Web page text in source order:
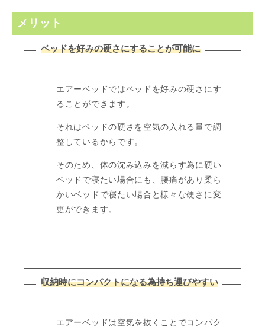
メリット
ベッドを好みの硬さにすることが可能に
エアーベッドではベッドを好みの硬さにす
ることができます。
それはベッドの硬さを空気の入れる量で調
整しているからです。
そのため、体の沈み込みを減らす為に硬い
ベッドで寝たい場合にも、腰痛があり柔ら
かいベッドで寝たい場合と様々な硬さに変
更ができます。
収納時にコンパクトになる為持ち運びやすい
エアーベッドは空気を抜くことでコンパク